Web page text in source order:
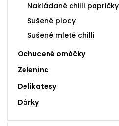
Nakládané chilli papričky
Sušené plody
Sušené mleté chilli
Ochucené omáčky
Zelenina
Delikatesy
Dárky